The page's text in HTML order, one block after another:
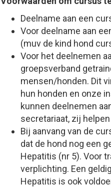
Deelname aan een
Voor deelname aan
(muv de kind hond
Voor het deelnemen
groepsverband
mensen/honden. Dit
hun honden en onze
kunnen deelnemen
secretariaat, zij
Bij aanvang van de
dat de hond nog een
Hepatitis (nr 5). Voor
verplichting. Een
Hepatitis is ook